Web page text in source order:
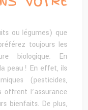
ou légumes) que
toujours les
biologique. En
peau ! En effet, ils
(pesticides,
offrent l’assurance
bienfaits. De plus,